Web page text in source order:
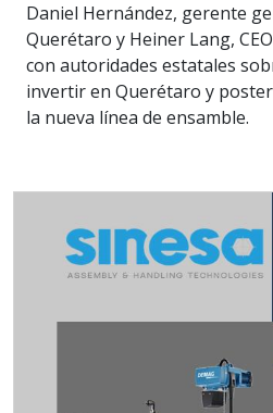
Daniel Hernández, gerente
Querétaro y Heiner Lang,
con autoridades estatales
invertir en Querétaro y
la nueva línea de ensamble.